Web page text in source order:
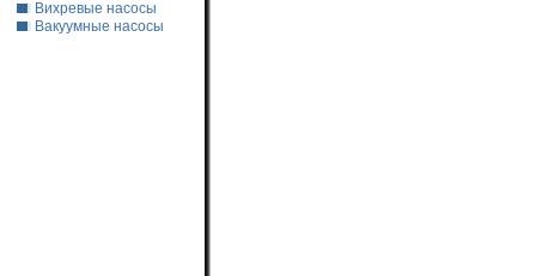
Вихревые насосы
Вакуумные насосы